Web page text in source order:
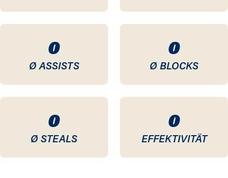
0
Ø ASSISTS
0
Ø BLOCKS
0
Ø STEALS
0
EFFEKTIVITÄT